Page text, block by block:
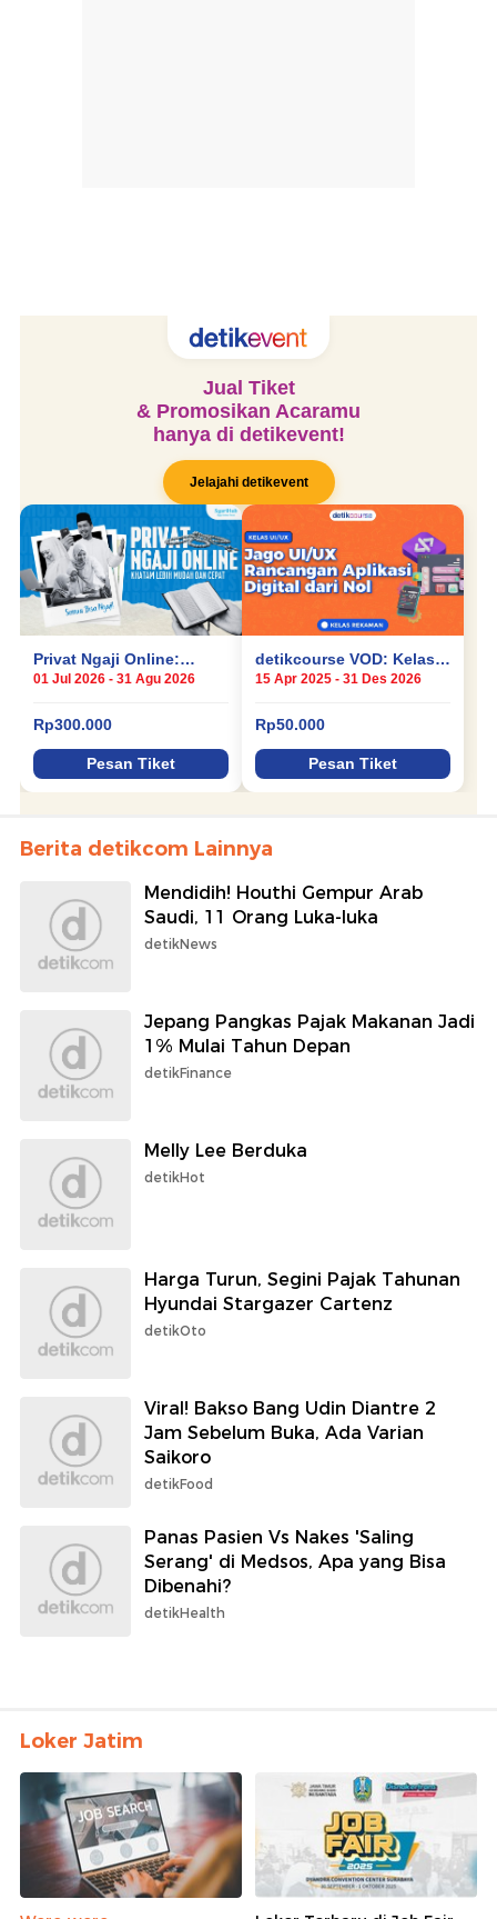
Berita detikcom Lainnya
Mendidih! Houthi Gempur Arab
Saudi, 11 Orang Luka-luka
detikNews
Jepang Pangkas Pajak Makanan Jadi
1% Mulai Tahun Depan
detikFinance
Melly Lee Berduka
detikHot
Harga Turun, Segini Pajak Tahunan
Hyundai Stargazer Cartenz
detikOto
Viral! Bakso Bang Udin Diantre 2
Jam Sebelum Buka, Ada Varian
Saikoro
detikFood
Panas Pasien Vs Nakes 'Saling
Serang' di Medsos, Apa yang Bisa
Dibenahi?
detikHealth
Loker Jatim